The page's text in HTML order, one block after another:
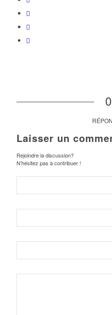
0
Laisser un
Rejoindre la discussion?
N’hésitez pas à contribuer !